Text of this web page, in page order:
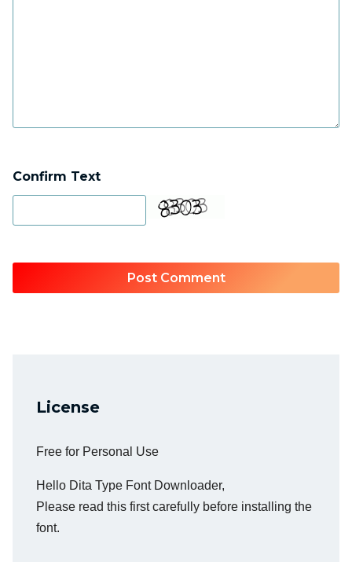
Confirm Text
License
Free for Personal Use
Hello Dita Type Font Downloader,
Please read this first carefully before installing the
font.